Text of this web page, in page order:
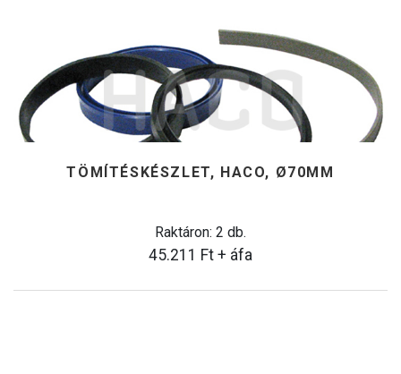
TÖMÍTÉSKÉSZLET, HACO, Ø70MM
Raktáron: 2 db.
45.211 Ft + áfa